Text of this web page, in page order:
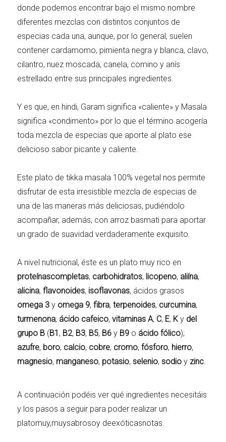
Días de fiesta Cocina de invierno
con calabaza
donde podemos encontrar bajo el mismo nombre
diferentes mezclas con distintos conjuntos de
especias cada una, aunque, por lo general, suelen
contener cardamomo, pimienta negra y blanca, clavo,
cilantro, nuez moscada, canela, comino y anís
estrellado entre sus principales ingredientes.
Y es que, en hindi, Garam significa «caliente» y Masala
significa «condimento» por lo que el término acogería
toda mezcla de especias que aporte al plato ese
delicioso sabor picante y caliente.
Este plato de tikka masala 100% vegetal nos permite
disfrutar de esta irresistible mezcla de especias de
una de las maneras más deliciosas, pudiéndolo
acompañar, además, con arroz basmati para aportar
un grado de suavidad verdaderamente exquisito.
A nivel nutricional, éste es un plato muy rico en
proteínascompletas, carbohidratos, licopeno, aliína,
alicina,flavonoides, isoflavonas, ácidos grasos
omega 3 y omega 9,fibra,terpenoides, curcumina,
turmenona, ácido cafeico,vitaminas A, C, E, K y del
grupo B (B1 , B2, B3, B5, B6 y B9 o ácido fólico);
azufre, boro, calcio, cobre, cromo,fósforo, hierro,
magnesio, manganeso, potasio, selenio, sodio y zinc
A continuación podéis ver qué ingredientes necesitáis
y los pasos a seguir para poder realizar un
platomuy,muysabrosoy deexóticasnotas.